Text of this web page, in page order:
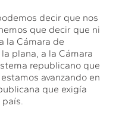
decir que nos
que decir que ni
la Cámara de
plana, a la Cámara
republicano que
avanzando en
que exigía